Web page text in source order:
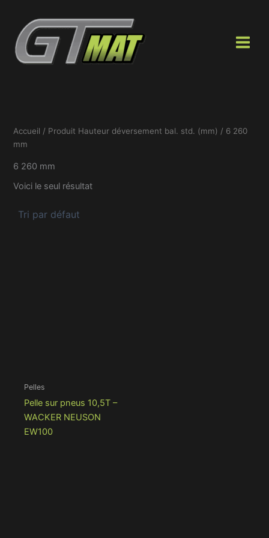
contenu
Accueil / Produit Hauteur déversement bal. std. (mm) / 6 260
mm
6 260 mm
Voici le seul résultat
Pelles
Pelle sur pneus 10,5T –
WACKER NEUSON
EW100